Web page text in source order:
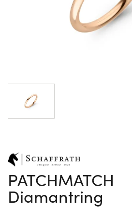
Neu bei Vogl: Cartier
PATCHMATCH
Diamantring